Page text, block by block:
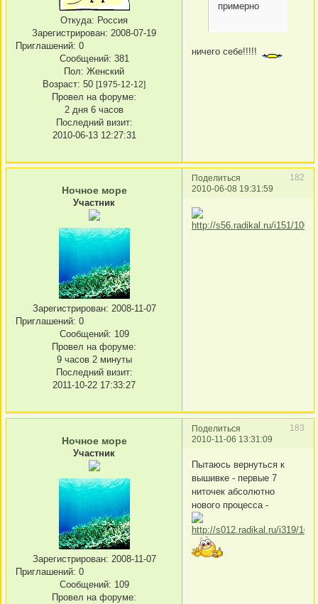
Откуда: Россия
Зарегистрирован: 2008-07-19
Приглашений: 0
Сообщений: 381
Пол: Женский
Возраст: 50 [1975-12-12]
Провел на форуме:
2 дня 6 часов
Последний визит:
2010-06-13 12:27:31
примерно
ничего себе!!!!!
Поделиться
182
2010-06-08 19:31:59
Ночное море
Участник
Зарегистрирован: 2008-11-07
Приглашений: 0
Сообщений: 109
Провел на форуме:
9 часов 2 минуты
Последний визит:
2011-10-22 17:33:27
Поделиться
183
2010-11-06 13:31:09
Ночное море
Участник
Зарегистрирован: 2008-11-07
Приглашений: 0
Сообщений: 109
Провел на форуме:
Пытаюсь вернуться к
вышивке - первые 7
ниточек абсолютно
нового процесса -